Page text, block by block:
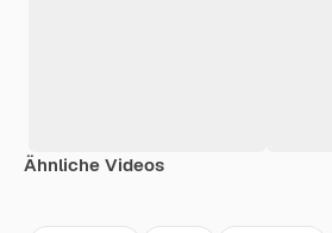
Ähnliche Videos